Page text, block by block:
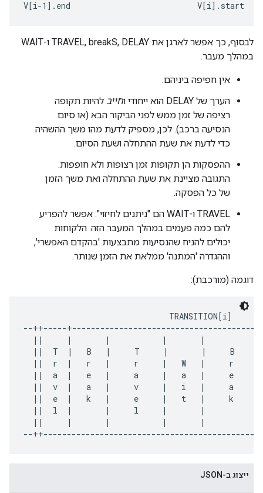
לבסוף, כך אפשר לארגן את TRAVEL, breakS, DELAY ו-WAIT
במהלך מעבר.
אין חפיפה ביניהם.
הערך של DELAY הוא ייחודי ו
חייב להיות תקופה
רציפה של זמן ממש לפני הביקור הבא (או סיום
הנסיעה ברכב). לכן, מספיק לדעת מהו משך ההשהיה
כדי לדעת את שעת ההתחלה ושעת הסיום.
ההפסקות הן תקופות זמן רצופות ולא חופפות.
התגובה מציינת את שעת ההתחלה ואת משך הזמן
של כל הפסקה.
TRAVEL ו-WAIT הם "ניתנים לחיזוי": אפשר להפריע
להם כמה פעמים במהלך המעבר הזה. הלקוחות
יכולים להניח שהנסיעות מתבצעות 'בהקדם האפשרי',
וההגדרה 'המתנה' ממלאת את הזמן שנותר.
דוגמה (מורכבת):
                               TRANSITION[i]
--++-----
||     |       |           |       |
||  T  |   B   |     T     |       |     B
||  r  |   r   |     r     |   W   |     r
||  a  |   e   |     a     |   a   |     e
||  v  |   a   |     v     |   i   |     a
||  e  |   k   |     e     |   t   |     k
||  l  |       |     l     |       |
||     |       |           |       |
ייצוג ב-JSON